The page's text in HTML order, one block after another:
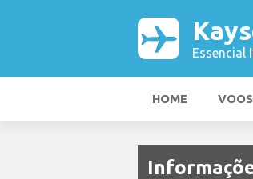
Essencial
HOME VOOS